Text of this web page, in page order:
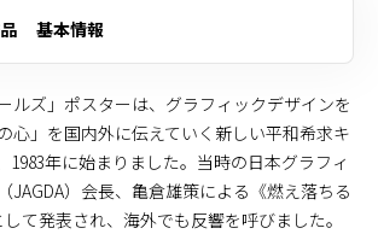
基本情報
ルズ」ポスターは、グラフィックデザインを
心」を国内外に伝えていく新しい平和希求キ
1983年に始まりました。当時の日本グラフィ
JAGDA）会長、亀倉雄策による《燃え落ちる
て発表され、海外でも反響を呼びました。